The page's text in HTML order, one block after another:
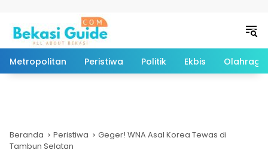
Metropolitan Peristiwa Politik Ekbis Olahraga
Beranda Peristiwa
Geger! WNA Asal Korea Tewas di
Tambun Selatan